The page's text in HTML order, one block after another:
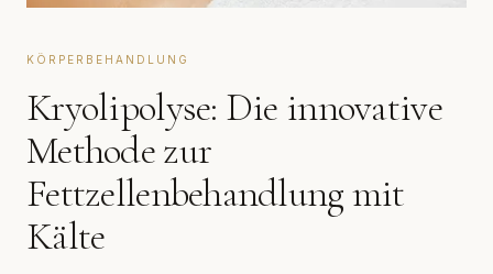
KÖRPERBEHANDLUNG
Kryolipolyse: Die innovative
Methode zur
Fettzellenbehandlung mit
Kälte